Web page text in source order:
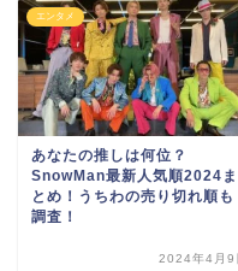
エンタメ
あなたの推しは何位？
SnowMan最新人気順2024ま
とめ！うちわの売り切れ順も
調査！
2024年4月9